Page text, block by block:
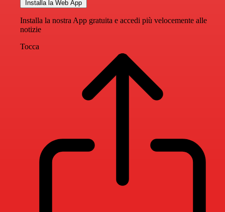
Installa la Web App
Installa la nostra App gratuita e accedi più velocemente alle
notizie
Tocca